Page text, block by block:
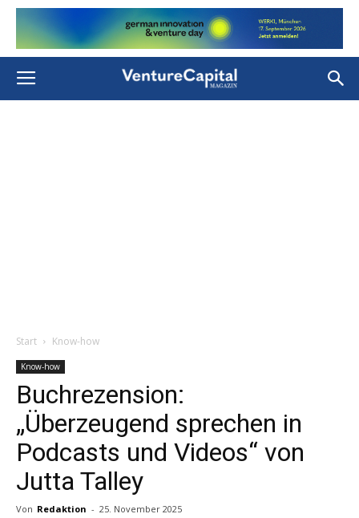
Start Know-how
Know-how
Buchrezension:
„Überzeugend sprechen in
Podcasts und Videos“ von
Jutta Talley
Von Redaktion - 25. November 2025